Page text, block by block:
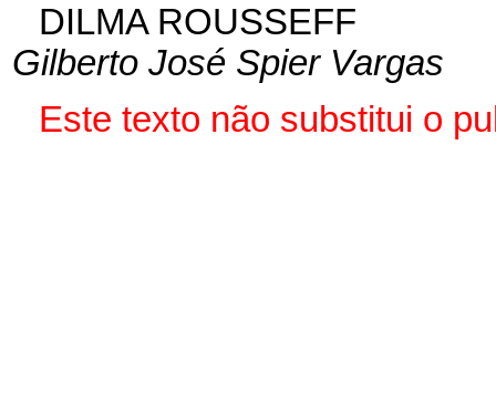
DILMA ROUSSEFF
Gilberto José Spier Vargas
Este texto não substitui o